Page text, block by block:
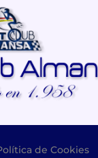
de Cookies